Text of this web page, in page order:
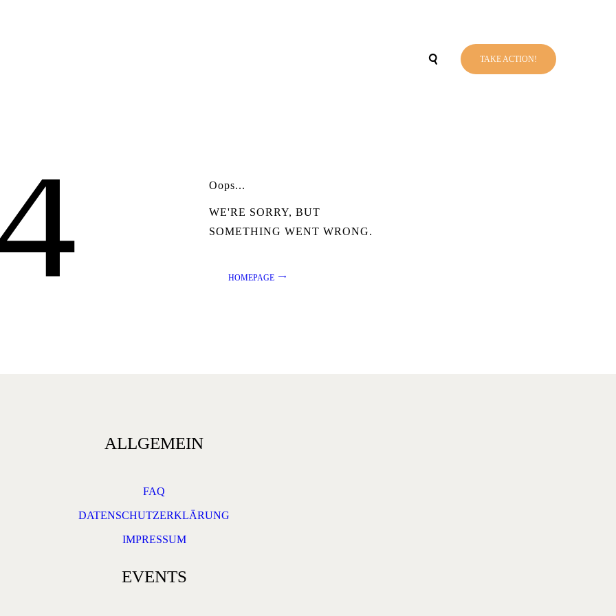
TAKE ACTION!
Oops...
WE'RE SORRY, BUT
SOMETHING WENT WRONG.
HOMEPAGE
ALLGEMEIN
FAQ
DATENSCHUTZERKLÄRUNG
IMPRESSUM
EVENTS